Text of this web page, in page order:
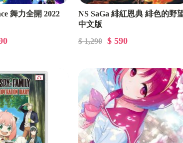
舞力全開 2022
NS SaGa 緋紅恩典 緋色的野
中文版
$ 1,290 $ 590